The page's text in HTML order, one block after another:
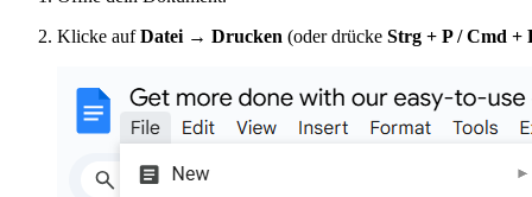
Klicke aufDatei → Drucken (oder drücke Strg + P / Cmd +